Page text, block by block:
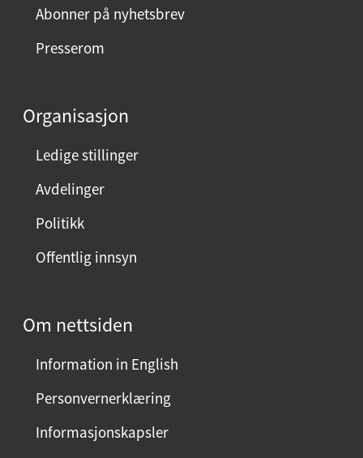
Abonner på nyhetsbrev
Presserom
Organisasjon
Ledige stillinger
Avdelinger
Politikk
Offentlig innsyn
Om nettsiden
Information in English
Personvernerklæring
Informasjonskapsler